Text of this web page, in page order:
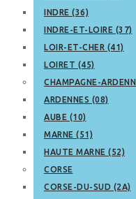
INDRE (36)
INDRE-ET-LOIRE (37)
LOIR-ET-CHER (41)
LOIRET (45)
CHAMPAGNE-
ARDENNES (08)
AUBE (10)
MARNE (51)
HAUTE MARNE (52)
CORSE
CORSE-DU-SUD (2A)